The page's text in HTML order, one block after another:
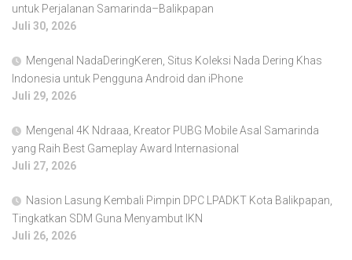
untuk Perjalanan Samarinda–Balikpapan
Juli 30, 2026
Mengenal NadaDeringKeren, Situs Koleksi Nada Dering Khas
Indonesia untuk Pengguna Android dan iPhone
Juli 29, 2026
Mengenal 4K Ndraaa, Kreator PUBG Mobile Asal Samarinda
yang Raih Best Gameplay Award Internasional
Juli 27, 2026
Nasion Lasung Kembali Pimpin DPC LPADKT Kota Balikpapan,
Tingkatkan SDM Guna Menyambut IKN
Juli 26, 2026